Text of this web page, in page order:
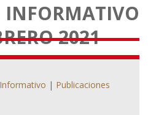
INFORMATIVO
2021
| Publicaciones